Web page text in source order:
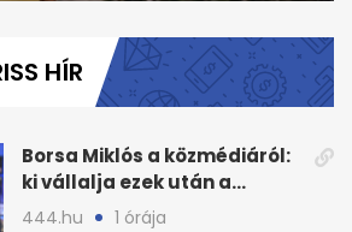
HÍR
Borsa Miklós a közmédiáról:
ki vállalja ezek után a
munkát?
444.hu 1 órája